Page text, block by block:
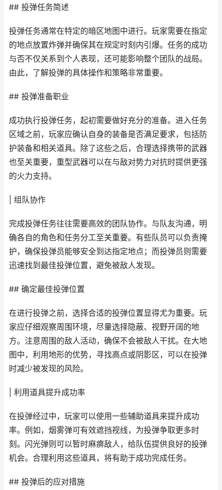
## 投弹任务简述
投弹任务通常在特定的暗区地图中进行。玩家需要在指定
的地点放置炸弹并确保其在规定时刻内引爆。任务的成功
与否不仅关系到个人表现，还可能影响整个团队的战局。
由此，了解投弹的具体操作和策略非常重要。
## 投弹准备职业
成功执行投弹任务，起初需要做好充分的准备。进入任务
区域之前，玩家应确认自身的装备是否满足要求，包括防
护装备和相关道具。除了这些之后，合理选择携带的武器
也至关重要，重型武器可以在与敌对势力对抗时提供更强
的火力支持。
| 组队协作
完成投弹任务往往需要高效的团队协作。与队友沟通，明
确各自的角色和任务分工至关重要。有些队员可以负责掩
护，确保投弹员能够安全到达指定地点；而投弹员则需要
迅速找到最佳投弹位置，避免被敌人发现。
## 确定最佳投弹位置
在进行投弹之前，选择合适的投弹位置显得尤为重要。玩
家应仔细观察周围环境，尽量选择隐蔽、视野开阔的地
方。注意周围的敌人活动，确保不会被敌人干扰。在大地
图中，利用地形的优势，寻找高点或阴影区，可以在投弹
时减少被发现的风险。
| 利用道具提升成功率
在投弹经过中，玩家可以使用一些辅助道具来提升成功
率。例如，烟雾弹可有效遮挡视线，为投弹争取更多时
刻。闪光弹则可以暂时麻痹敌人，给队伍提供良好的投弹
机会。合理利用这些道具，将有助于成功完成任务。
## 投弹后的应对措施